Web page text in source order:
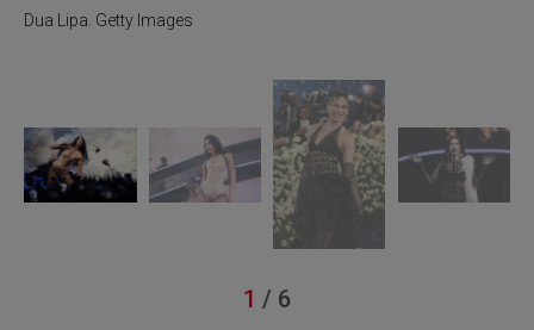
Dua Lipa. Getty Images
1 / 6